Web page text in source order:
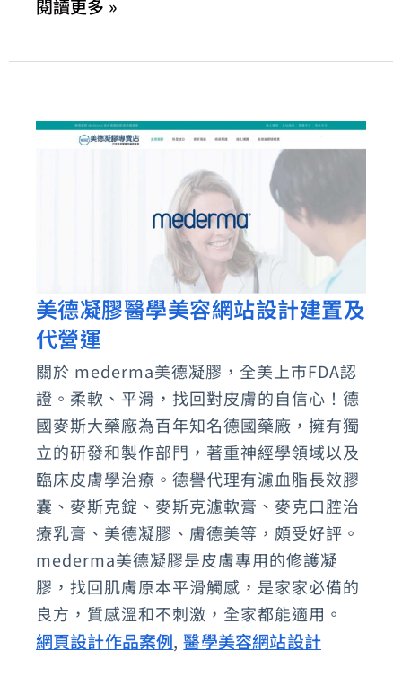
醫
網
設
建
置
閱讀更多 »
美德凝膠醫學美容網站設計建置及
代營運
關於 mederma美德凝膠，全美上市FDA認
證。柔軟、平滑，找回對皮膚的自信心！德
國麥斯大藥廠為百年知名德國藥廠，擁有獨
立的研發和製作部門，著重神經學領域以及
臨床皮膚學治療。德譽代理有濾血脂長效膠
囊、麥斯克錠、麥斯克濾軟膏、麥克口腔治
療乳膏、美德凝膠、膚德美等，頗受好評。
mederma美德凝膠是皮膚專用的修護凝
膠，找回肌膚原本平滑觸感，是家家必備的
良方，質感溫和不刺激，全家都能適用。
網頁設計作品案例,醫學美容網站設計
美
德
凝
膠
醫
學
美
容
網
站
設
計
建